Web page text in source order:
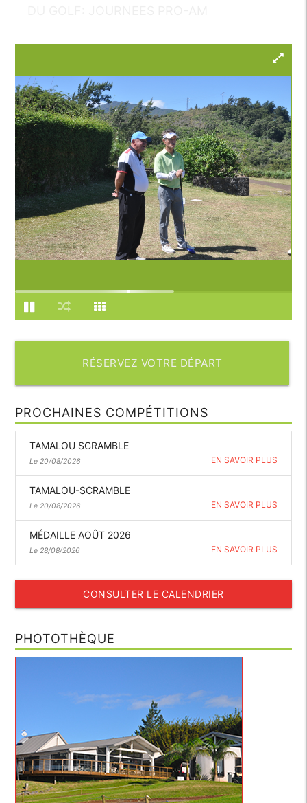
RÉSERVEZ VOTRE DÉPART
PROCHAINES COMPÉTITIONS
TAMALOU SCRAMBLE
Le 20/08/2026 EN SAVOIR PLUS
TAMALOU-SCRAMBLE
Le 20/08/2026 EN SAVOIR PLUS
MÉDAILLE AOÛT 2026
Le 28/08/2026 EN SAVOIR PLUS
CONSULTER LE CALENDRIER
PHOTOTHÈQUE